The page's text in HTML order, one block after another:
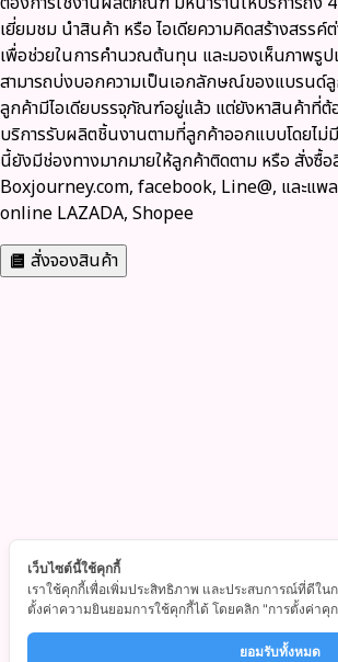
เยี่ยมชม นำสินค้า หรือ ไอเดียความคิดสร้างสรร
เพื่อช่วยในการคำนวณต้นทุน และมองเห็นภาพรู
สามารถบ่งบอกความเป็นเอกลักษณ์ของแบรนด์ลู
ลูกค้ามีไอเดียบรรจุภัณฑ์อยู่แล้ว แต่ยังหาสินค้าที่ต้อ
บริการรับผลิตชิ้นงานตามที่ลูกค้าออกแบบโดยไม่
นี้ยังมีช่องทางมากมายให้ลูกค้าติดตาม หรือ สั่งซื้อ
Boxjourney.com, facebook, Line@, และแ
online LAZADA, Shopee
สั่งจองสินค้า
เว็บไซต์นี้ใช้คุกกี้
เราใช้คุกกี้เพื่อเพิ่มประสิทธิภาพ และประสบการณ์ที่ดีใน
ตั้งค่าความยินยอมการใช้คุกกี้ได้ โดยคลิก "การตั้งค่าคุ
ยอมรับทั้งหมด